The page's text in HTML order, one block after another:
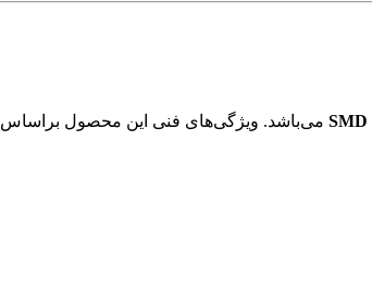
می‌باشد. ویژگی‌های فنی این محصول براساس